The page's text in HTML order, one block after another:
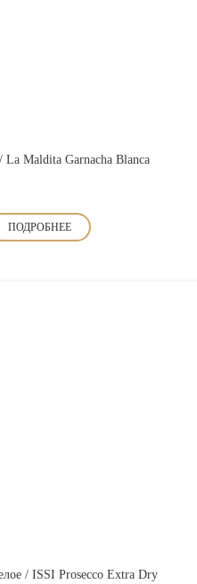
Maldita Garnacha Blanca
ПОДРОБНЕЕ
/ ISSI Prosecco Extra Dry